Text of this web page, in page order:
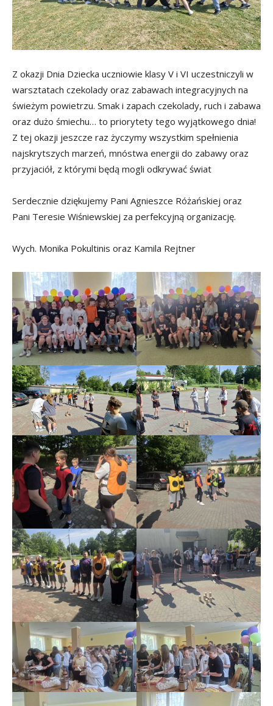
Z okazji Dnia Dziecka uczniowie klasy V i VI uczestniczyli w
warsztatach czekolady oraz zabawach integracyjnych na
świeżym powietrzu. Smak i zapach czekolady, ruch i zabawa
oraz dużo śmiechu… to priorytety tego wyjątkowego dnia!
Z tej okazji jeszcze raz życzymy wszystkim spełnienia
najskrytszych marzeń, mnóstwa energii do zabawy oraz
przyjaciół, z którymi będą mogli odkrywać świat
Serdecznie dziękujemy Pani Agnieszce Różańskiej oraz
Pani Teresie Wiśniewskiej za perfekcyjną organizację.
Wych. Monika Pokultinis oraz Kamila Rejtner